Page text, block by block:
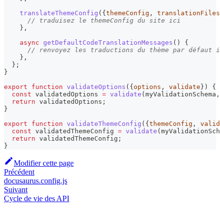
translateThemeConfig ( { themeConfig ,
translationFiles
// traduisez le themeConfig du site ici
} ,
async getDefaultCodeTranslationMessages ( )
{
// renvoyez les traductions du thème par défaut
} ,
} ;
}
export
function validateOptions ( { options , validate } )
{
const validatedOptions = validate ( myValidationSchema ,
return validatedOptions ;
}
export
function validateThemeConfig ( { themeConfig ,
const validatedThemeConfig = validate (
return validatedThemeConfig ;
}
Modifier cette page
Précédent
docusaurus.config.js
Suivant
Cycle de vie des API